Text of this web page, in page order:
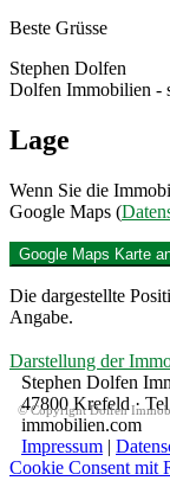
© Copyright Dolfen
Beste Grüsse
Stephen Dolfen
Dolfen Immobilien -
Lage
Wenn Sie die
Google Maps (
Google Maps Karte
Die dargestellte
Angabe.
Darstellung der
Stephen Dolfen
47800 Krefeld ·
immobilien.com
Impressum |
Cookie Consent mit